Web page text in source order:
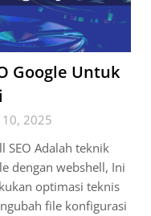
Google Untuk
2025
SEO Adalah teknik
dengan webshell, Ini
optimasi teknis
file konfigurasi